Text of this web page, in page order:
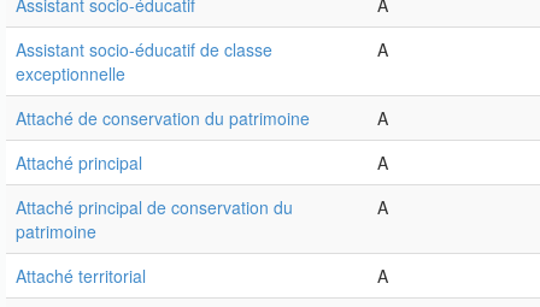
Assistant socio-éducatif
A
Assistant socio-éducatif de classe
exceptionnelle
A
Attaché de conservation du patrimoine
A
Attaché principal
A
Attaché principal de conservation du
patrimoine
A
Attaché territorial
A